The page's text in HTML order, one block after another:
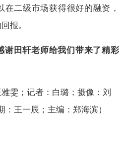
二级市场获得很好的融资，
报。
谢田轩老师给我们带来了精彩
雯；记者：白璐；摄像：刘
：王一辰；主编：郑海滨）